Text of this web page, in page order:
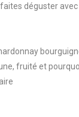
déguster avec
fruité et